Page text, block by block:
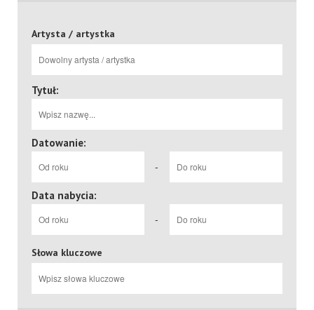
Artysta / artystka
Tytuł:
Datowanie:
-
Data nabycia:
-
Słowa kluczowe